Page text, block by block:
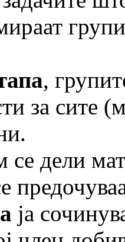
,
за сите
дели
ја